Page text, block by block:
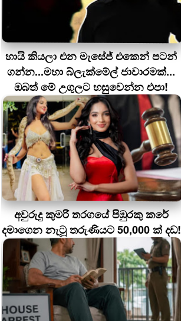
හායි කියලා එන මැසේජ් එකෙන් පටන්
ගන්න...මහා බ්ලැක්මේල් ජාවාරමක්...
ඔබත් මේ උගුලට හසුවෙන්න එපා!
අවුරුදු කුමරි තරගයේ පිඹුරකු කරේ
දමාගෙන නැටූ තරුණියට 50,000 ක් දඩ!